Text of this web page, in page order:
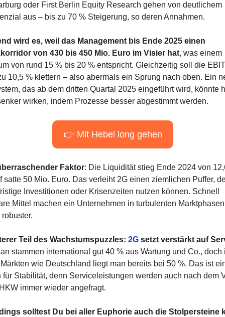
oder First Berlin Equity Research gehen von deutlichem
aus – bis zu 70 % Steigerung, so deren Annahmen.
wird es, weil das Management bis Ende 2025 einen
von 430 bis 450 Mio. Euro im Visier hat, was einem
von rund 15 % bis 20 % entspricht. Gleichzeitig soll die
10,5 % klettern – also abermals ein Sprung nach oben. Ein
das ab dem dritten Quartal 2025 eingeführt wird, könnte
wirken, indem Prozesse besser abgestimmt werden.
👉 Mit Hebel long gehen
Faktor: Die Liquidität stieg Ende 2024 von
satte 50 Mio. Euro. Das verleiht 2G einen ziemlichen Puffer,
Investitionen oder Krisenzeiten nutzen können. Schnell
Mittel machen ein Unternehmen in turbulenten Marktphasen
Teil des Wachstumspuzzles: 2G setzt verstärkt auf
stammen international gut 40 % aus Wartung und Co., doch
wie Deutschland liegt man bereits bei 50 %. Das ist
für Stabilität, denn Serviceleistungen werden auch nach dem
immer wieder angefragt.
solltest Du bei aller Euphorie auch die Stolpersteine